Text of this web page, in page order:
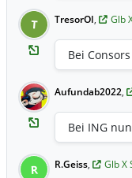
T TresorOI, Glb
Bei
Aufundab2022,
Bei ING
R R.Geiss, Glb X